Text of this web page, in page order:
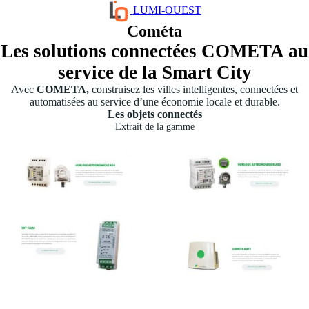
LUMI-OUEST
Cométa
Les solutions connectées COMETA au
service de la Smart City
Avec COMETA, construisez les villes intelligentes, connectées et
automatisées au service d’une économie locale et durable.
Les objets connectés
Extrait de la gamme